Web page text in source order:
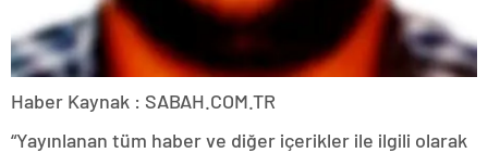
Haber Kaynak : SABAH.COM.TR
“Yayınlanan tüm haber ve diğer içerikler ile ilgili olarak